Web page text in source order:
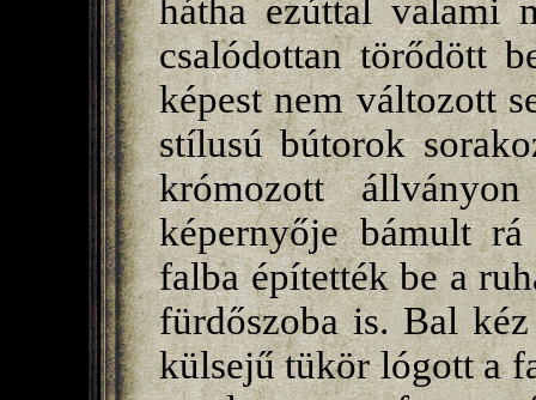
hátha ezúttal valami
csalódottan törődött
képest nem változott
stílusú bútorok
krómozott
képernyője bámult
falba építették be a
fürdőszoba is. Bal
külsejű tükör lógott a